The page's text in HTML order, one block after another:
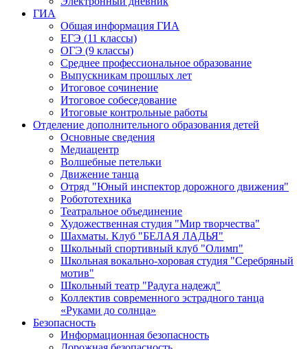
ГИА
Общая информация ГИА
ЕГЭ (11 классы)
ОГЭ (9 классы)
Среднее профессиональное образование
Выпускникам прошлых лет
Итоговое сочинение
Итоговое собеседование
Итоговые контрольные работы
Отделение дополнительного образования детей
Основные сведения
Медиацентр
Волшебные петельки
Движение танца
Отряд "Юный инспектор дорожного движения"
Робототехника
Театральное объединение
Художественная студия "Мир творчества"
Шахматы. Клуб "БЕЛАЯ ЛАДЬЯ"
Школьный спортивный клуб "Олимп"
Школьная вокально-хоровая студия "Серебряный
мотив"
Школьный театр "Радуга надежд"
Коллектив современного эстрадного танца
«Руками до солнца»
Безопасность
Информационная безопасность